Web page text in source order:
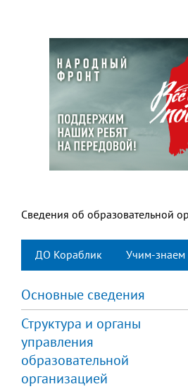
Сведения об образовательной
ДО Кораблик Учим-знаем
Основные сведения
Структура и органы
управления
образовательной
организацией